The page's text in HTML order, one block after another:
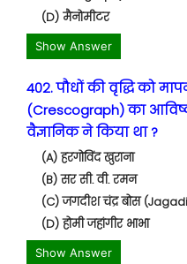
(D) मैनोमीटर
Show Answer
402. पौधों की वृद्धि को
(Crescograph) का
वैज्ञानिक ने किया था ?
(A) हरगोविंद खुराना
(B) सर सी. वी. रमन
(C) जगदीश चंद्र बोस
(D) होमी जहांगीर भाभा
Show Answer